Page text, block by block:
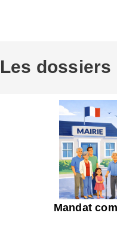
Les dossiers
Mandat